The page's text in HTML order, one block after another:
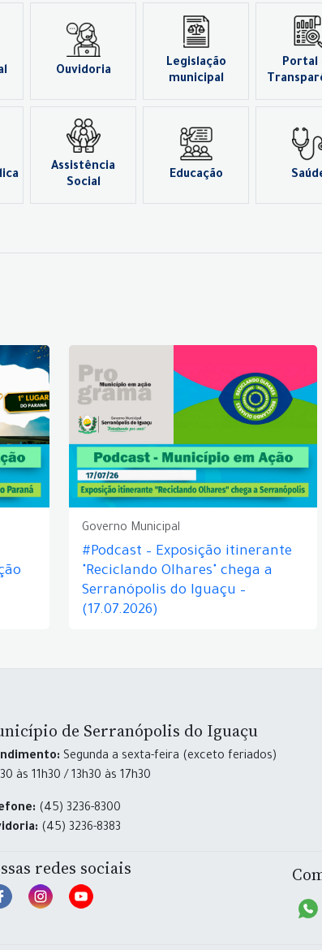
Ouvidoria
Legislação
municipal
Portal
Assistência
Social
Educação
Governo Municipal
#Podcast – Exposição itinerante
"Reciclando Olhares" chega a
Serranópolis do Iguaçu –
(17.07.2026)
de Serranópolis do Iguaçu
Segunda a sexta-feira (exceto feriados)
às 11h30 / 13h30 às 17h30
(45) 3236-8300
(45) 3236-8383
redes sociais